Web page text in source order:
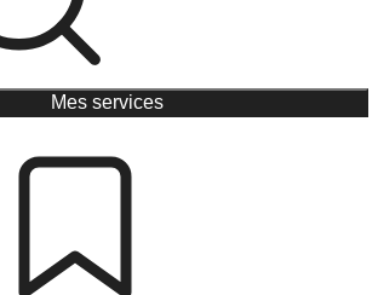
Mes services